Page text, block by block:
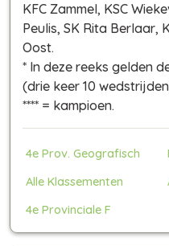
KFC Zammel, KSC
Peulis, SK Rita Berlaar,
Oost.
* In deze reeks gelden
(drie keer 10
**** = kampioen.
4e Prov. Geografisch
Alle Klassementen
4e Provinciale F